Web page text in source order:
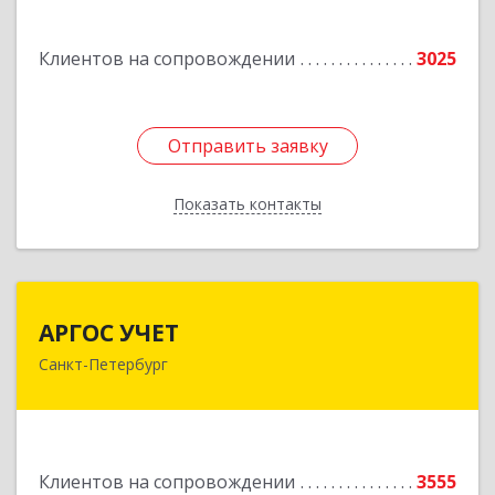
Клиентов на сопровождении 3025
Отправить заявку
Показать контакты
Подробнее
Отправить заявку
Назад
АРГОС УЧЕТ
Санкт-Петербург
Клиентов на сопровождении
3555
196191, Санкт-Петербург г, Конституции пл,